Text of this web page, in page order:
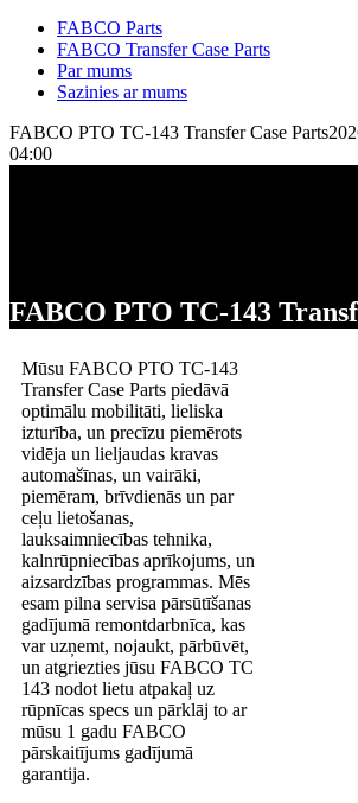
FABCO Parts
FABCO Transfer Case Parts
Par mums
Sazinies ar mums
FABCO PTO TC-143 Transfer Case Parts
04:00
FABCO PTO TC-143
Mūsu FABCO PTO TC-143
Transfer Case Parts piedāvā
optimālu mobilitāti, lieliska
izturība, un precīzu piemērots
vidēja un lieljaudas kravas
automašīnas, un vairāki,
piemēram, brīvdienās un par
ceļu lietošanas,
lauksaimniecības tehnika,
kalnrūpniecības aprīkojums, un
aizsardzības programmas. Mēs
esam pilna servisa pārsūtīšanas
gadījumā remontdarbnīca, kas
var uzņemt, nojaukt, pārbūvēt,
un atgriezties jūsu FABCO TC
143 nodot lietu atpakaļ uz
rūpnīcas specs un pārklāj to ar
mūsu 1 gadu FABCO
pārskaitījums gadījumā
garantija.